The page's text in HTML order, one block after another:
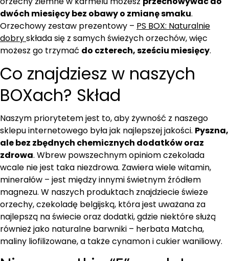
dwóch miesięcy bez obawy o zmianę smaku.
Orzechowy zestaw prezentowy – PS BOX: Naturalnie
dobryskłada się z samych świeżych orzechów, więc
możesz go trzymać do czterech, sześciu miesięcy.
Co znajdziesz w naszych
BOXach? Skład
Naszym priorytetem jest to, aby żywność z naszego
sklepu internetowego była jak najlepszej jakości. Pyszna,
ale bez zbędnych chemicznych dodatków oraz
zdrowa. Wbrew powszechnym opiniom czekolada
wcale nie jest taka niezdrowa. Zawiera wiele witamin,
minerałów – jest między innymi świetnym źródłem
magnezu. W naszych produktach znajdziecie świeże
orzechy, czekoladę belgijską, która jest uważana za
najlepszą na świecie oraz dodatki, gdzie niektóre służą
również jako naturalne barwniki – herbata Matcha,
maliny liofilizowane, a także cynamon i cukier waniliowy.